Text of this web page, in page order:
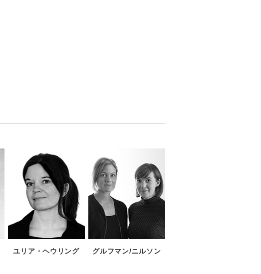
ユリア・ヘウリング グルフマン/ニルソン